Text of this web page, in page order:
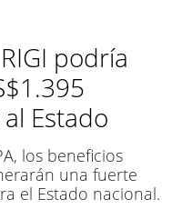
podría
Estado
los beneficios
una fuerte
el Estado nacional.